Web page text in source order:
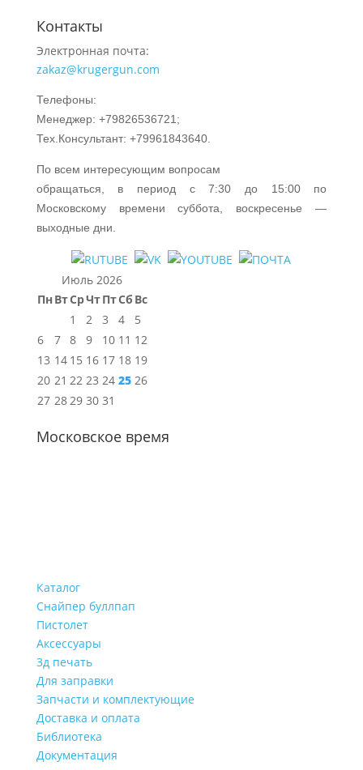
Контакты
Электронная почта:
zakaz@krugergun.com
Телефоны:
Менеджер: +79826536721;
Тех.Консультант: +79961843640.
По всем интересующим вопросам
обращаться, в период с 7:30 до 15:00 по
Московскому времени суббота, воскресенье —
выходные дни.
Июль 2026
ПнВтСрЧтПтСб Вс
1
2 3 4
5
6
7 8 9 10 11 12
13 14 15 16 17 18 19
20 21 22 23 24 25 26
27 28 29 30 31
Московское время
Каталог
Снайпер буллпап
Пистолет
Аксессуары
3д печать
Для заправки
Запчасти и комплектующие
Доставка и оплата
Библиотека
Документация